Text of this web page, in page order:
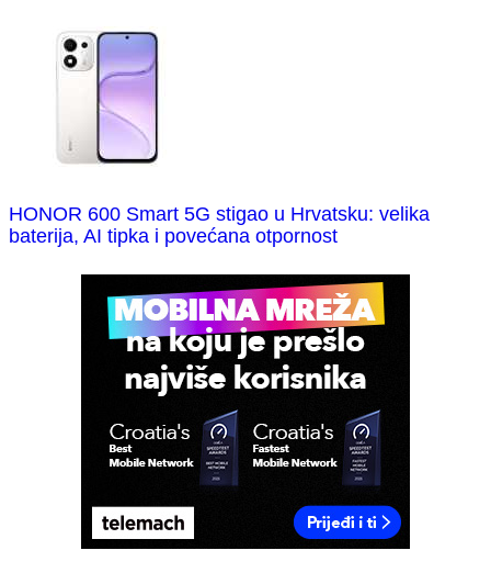
HONOR 600 Smart 5G stigao u Hrvatsku: velika
baterija, AI tipka i povećana otpornost